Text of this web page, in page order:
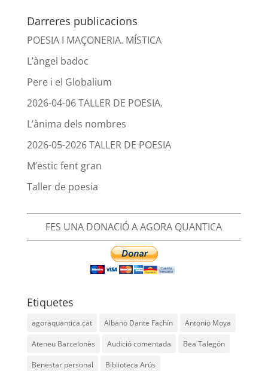
Darreres publicacions
POESIA I MAÇONERIA. MÍSTICA
L’àngel badoc
Pere i el Globalium
2026-04-06 TALLER DE POESIA.
L’ànima dels nombres
2026-05-2026 TALLER DE POESIA
M’estic fent gran
Taller de poesia
FES UNA DONACIÓ A AGORA QUANTICA
Etiquetes
agoraquantica.cat Albano Dante Fachín Antonio Moya
Ateneu Barcelonès Audició comentada Bea Talegón
Benestar personal Biblioteca Arús